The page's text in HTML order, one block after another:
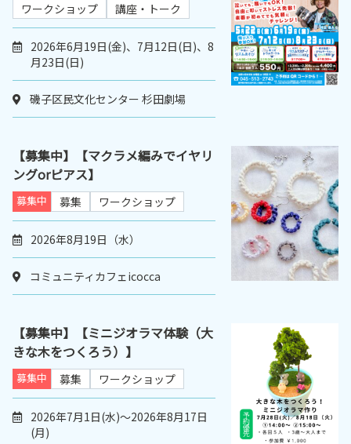
ワークショップ
講座・トーク
2026年6月19日(金)、7月12日(日)、8
月23日(日)
磯子区民文化センター 杉田劇場
【募集中】【マクラメ編みでイヤリ
ングorピアス】
募集中 募集 ワークショップ
2026年8月19日（水）
コミュニティカフェicocca
【募集中】【ミニジオラマ体験（大
きな木をつくろう）】
募集中 募集 ワークショップ
2026年7月1日(水)～2026年8月17日
(月)